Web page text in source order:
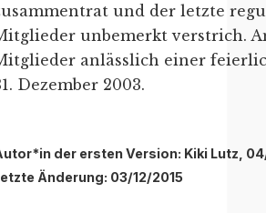
und der letzte
unbemerkt verstrich.
anlässlich einer
Dezember 2003.
der ersten Version: Kiki Lutz, 04/
Änderung: 03/12/2015